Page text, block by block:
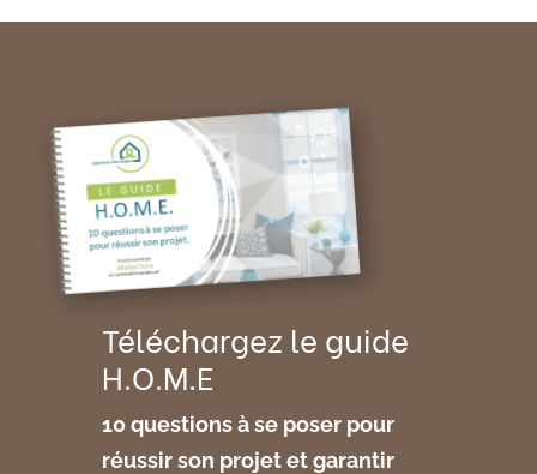
Téléchargez le guide
H.O.M.E
10 questions à se poser pour
réussir son projet et garantir